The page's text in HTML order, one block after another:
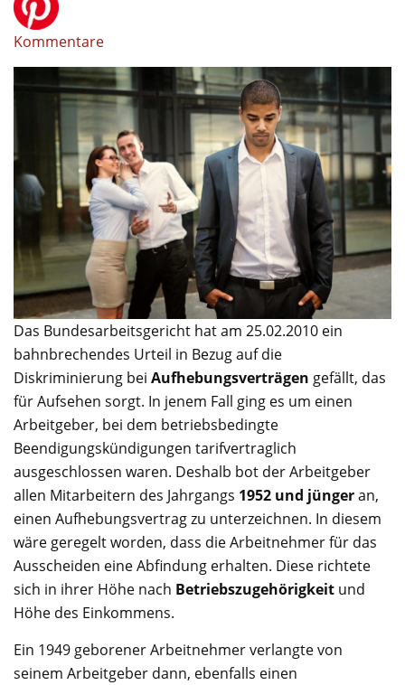
Kommentare
Das Bundesarbeitsgericht hat am 25.02.2010 ein
bahnbrechendes Urteil in Bezug auf die
Diskriminierung bei Aufhebungsverträgen gefällt, das
für Aufsehen sorgt. In jenem Fall ging es um einen
Arbeitgeber, bei dem betriebsbedingte
Beendigungskündigungen tarifvertraglich
ausgeschlossen waren. Deshalb bot der Arbeitgeber
allen Mitarbeitern des Jahrgangs 1952 und jüngeran,
einen Aufhebungsvertrag zu unterzeichnen. In diesem
wäre geregelt worden, dass die Arbeitnehmer für das
Ausscheiden eine Abfindung erhalten. Diese richtete
sich in ihrer Höhe nach Betriebszugehörigkeit und
Höhe des Einkommens.
Ein 1949 geborener Arbeitnehmer verlangte von
seinem Arbeitgeber dann, ebenfalls einen